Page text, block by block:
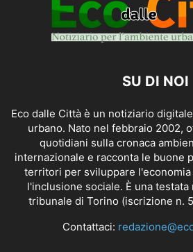
SU DI NOI
Eco dalle Città è un notiziario
urbano. Nato nel febbraio 2002,
quotidiani sulla cronaca
internazionale e racconta le buone
territori per sviluppare
l'inclusione sociale. È una
tribunale di Torino (iscrizione n.
Contattaci: